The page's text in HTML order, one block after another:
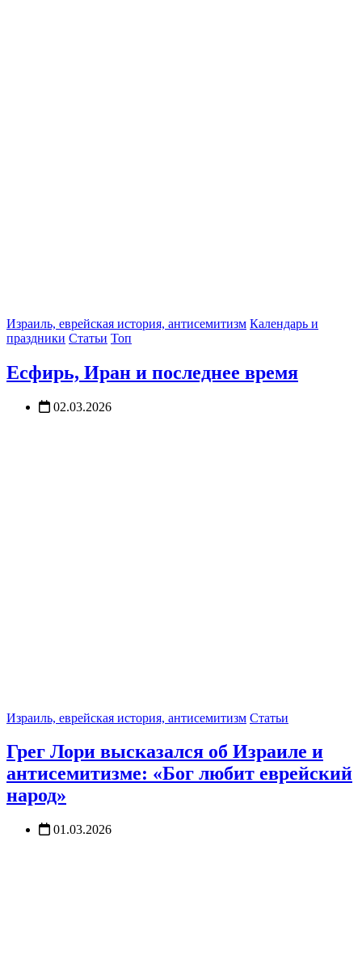
Израиль, еврейская история, антисемитизм Календарь и
праздники Статьи Топ
Есфирь, Иран и последнее время
02.03.2026
Израиль, еврейская история, антисемитизм Статьи
Грег Лори высказался об Израиле и
антисемитизме: «Бог любит еврейский
народ»
01.03.2026